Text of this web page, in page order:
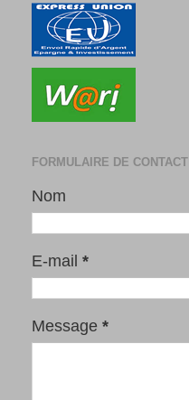
FORMULAIRE DE CONTACT
Nom
E-mail *
Message *